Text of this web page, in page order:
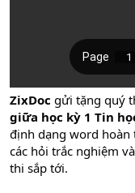
ZixDoc gửi tặng quý
giữa học kỳ 1 Tin
định dạng word hoàn
các hỏi trắc nghiệm
thi sắp tới.